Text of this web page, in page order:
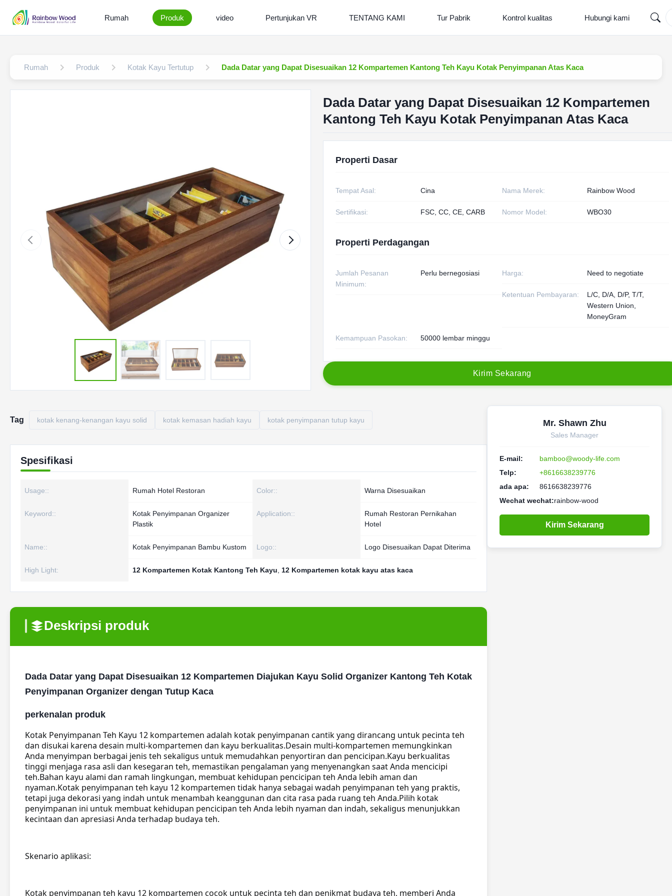
Rumah Produk video Pertunjukan VR TENTANG KAMI Tur Pabrik Kontrol kualitas Hubungi kami
Rumah Produk Kotak Kayu Tertutup Dada Datar yang Dapat Disesuaikan 12 Kompartemen Kantong Teh Kayu Kotak Penyimpanan Atas Kaca
Dada Datar yang Dapat Disesuaikan 12 Kompartemen
Kantong Teh Kayu Kotak Penyimpanan Atas Kaca
Properti Dasar
Tempat Asal: Cina Nama Merek: Rainbow Wood
Sertifikasi: FSC, CC, CE, CARB Nomor Model: WBO30
Properti Perdagangan
Jumlah Pesanan
Minimum:
Perlu bernegosiasi Harga: Need to negotiate
Ketentuan Pembayaran:
L/C, D/A, D/P, T/T,
Western Union,
MoneyGram
Kemampuan Pasokan: 50000 lembar minggu
Kirim Sekarang
Tag kotak kenang-kenangan kayu solid kotak kemasan hadiah kayu kotak penyimpanan tutup kayu
Spesifikasi
Usage:: Rumah Hotel Restoran Color:: Warna Disesuaikan
Keyword::
Kotak Penyimpanan Organizer
Plastik
Application::
Rumah Restoran Pernikahan
Hotel
Name:: Kotak Penyimpanan Bambu Kustom Logo:: Logo Disesuaikan Dapat Diterima
High Light: 12 Kompartemen Kotak Kantong Teh Kayu 12 Kompartemen kotak kayu atas kaca
Deskripsi produk
Dada Datar yang Dapat Disesuaikan 12 Kompartemen Diajukan Kayu Solid Organizer Kantong Teh Kotak
Penyimpanan Organizer dengan Tutup Kaca
perkenalan produk
Kotak Penyimpanan Teh Kayu 12 kompartemen adalah kotak penyimpanan cantik yang dirancang untuk pecinta teh
dan disukai karena desain multi-kompartemen dan kayu berkualitas.Desain multi-kompartemen memungkinkan
Anda menyimpan berbagai jenis teh sekaligus untuk memudahkan penyortiran dan pencicipan.Kayu berkualitas
tinggi menjaga rasa asli dan kesegaran teh, memastikan pengalaman yang menyenangkan saat Anda mencicipi
teh.Bahan kayu alami dan ramah lingkungan, membuat kehidupan pencicipan teh Anda lebih aman dan
nyaman.Kotak penyimpanan teh kayu 12 kompartemen tidak hanya sebagai wadah penyimpanan teh yang praktis,
tetapi juga dekorasi yang indah untuk menambah keanggunan dan cita rasa pada ruang teh Anda.Pilih kotak
penyimpanan ini untuk membuat kehidupan pencicipan teh Anda lebih nyaman dan indah, sekaligus menunjukkan
kecintaan dan apresiasi Anda terhadap budaya teh.
Skenario aplikasi:
Kotak penyimpanan teh kayu 12 kompartemen cocok untuk pecinta teh dan penikmat budaya teh, memberi Anda
Mr. Shawn Zhu
Sales Manager
E-mail:
bamboo@woody-life.com
Telp:
+8616638239776
ada apa:
8616638239776
Wechat wechat:rainbow-wood
Kirim Sekarang